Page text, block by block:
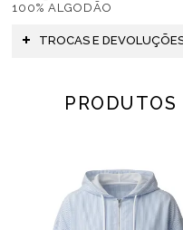
100% ALGODÃO
TROCAS E